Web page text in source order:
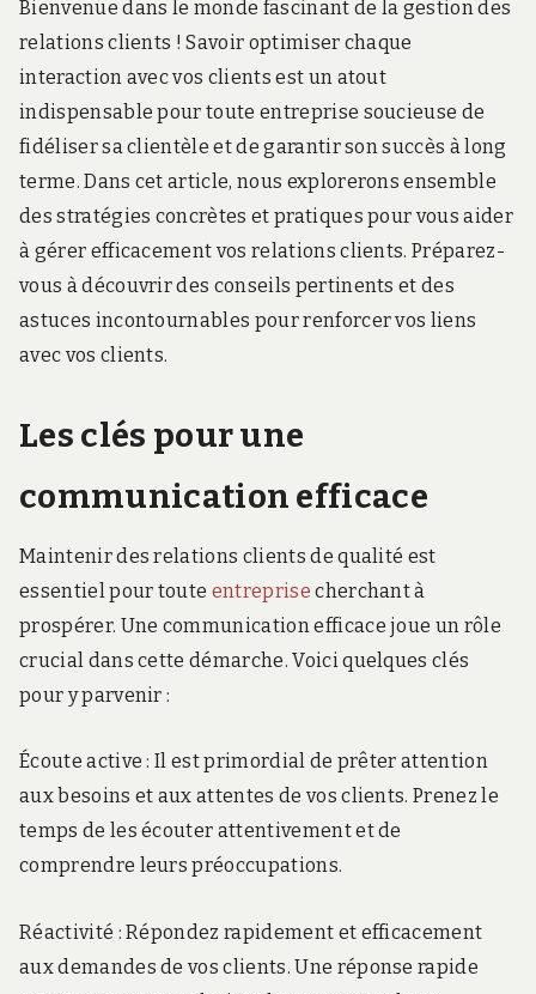
Bienvenue dans le monde fascinant de la gestion des
relations clients ! Savoir optimiser chaque
interaction avec vos clients est un atout
indispensable pour toute entreprise soucieuse de
fidéliser sa clientèle et de garantir son succès à long
terme. Dans cet article, nous explorerons ensemble
des stratégies concrètes et pratiques pour vous aider
à gérer efficacement vos relations clients. Préparez-
vous à découvrir des conseils pertinents et des
astuces incontournables pour renforcer vos liens
avec vos clients.
Les clés pour une
communication efficace
Maintenir des relations clients de qualité est
essentiel pour toute entreprise cherchant à
prospérer. Une communication efficace joue un rôle
crucial dans cette démarche. Voici quelques clés
pour y parvenir :
Écoute active : Il est primordial de prêter attention
aux besoins et aux attentes de vos clients. Prenez le
temps de les écouter attentivement et de
comprendre leurs préoccupations.
Réactivité : Répondez rapidement et efficacement
aux demandes de vos clients. Une réponse rapide